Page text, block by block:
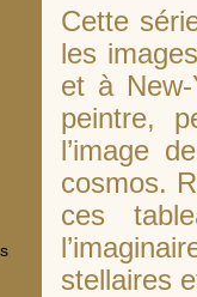
Cette
les
et à
peintre,
l’image
cosmos.
ces
stellaires